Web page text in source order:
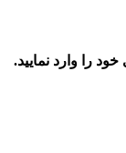
را وارد نمایید.